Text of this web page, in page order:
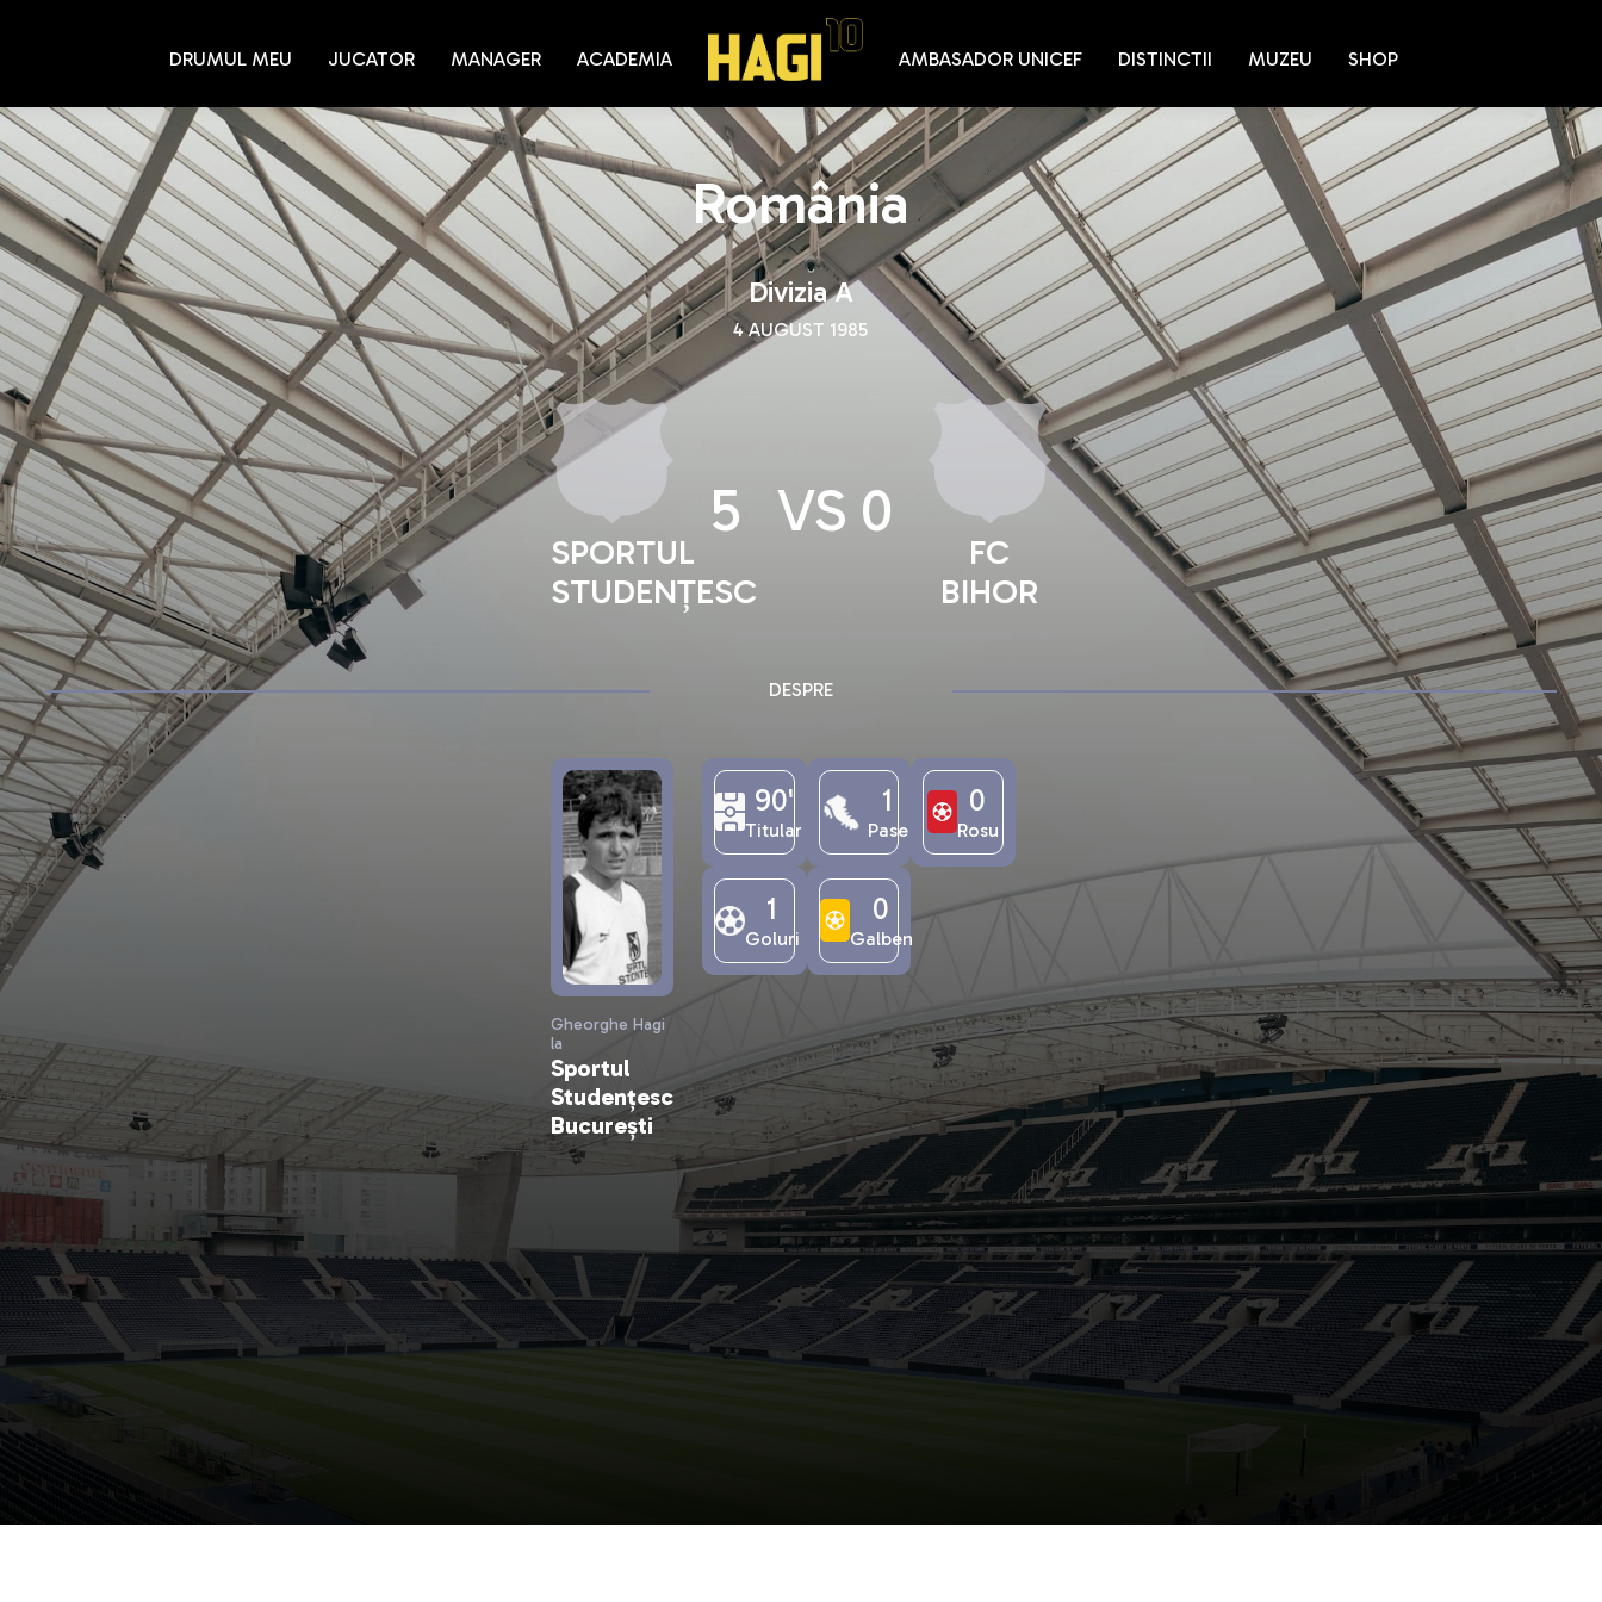
DRUMUL MEU JUCATOR MANAGER ACADEMIA AMBASADOR UNICEF DISTINCTII MUZEU SHOP
România
Divizia A
4 AUGUST 1985
SPORTUL
STUDENȚESC
5 VS 0
FC
BIHOR
DESPRE
Gheorghe Hagi
la
Sportul
Studențesc
București
90'
Titular
1
Pase
0
Rosu
1
Goluri
0
Galben